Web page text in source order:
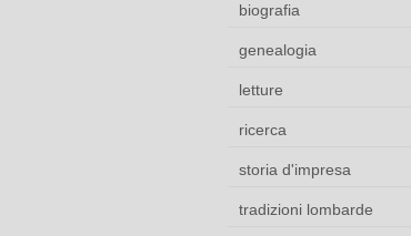
biografia
genealogia
letture
ricerca
storia d'impresa
tradizioni lombarde